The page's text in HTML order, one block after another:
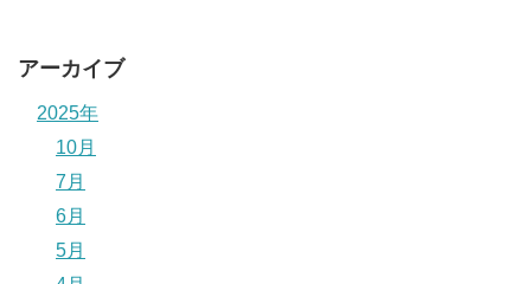
アーカイブ
2025年
10月
7月
6月
5月